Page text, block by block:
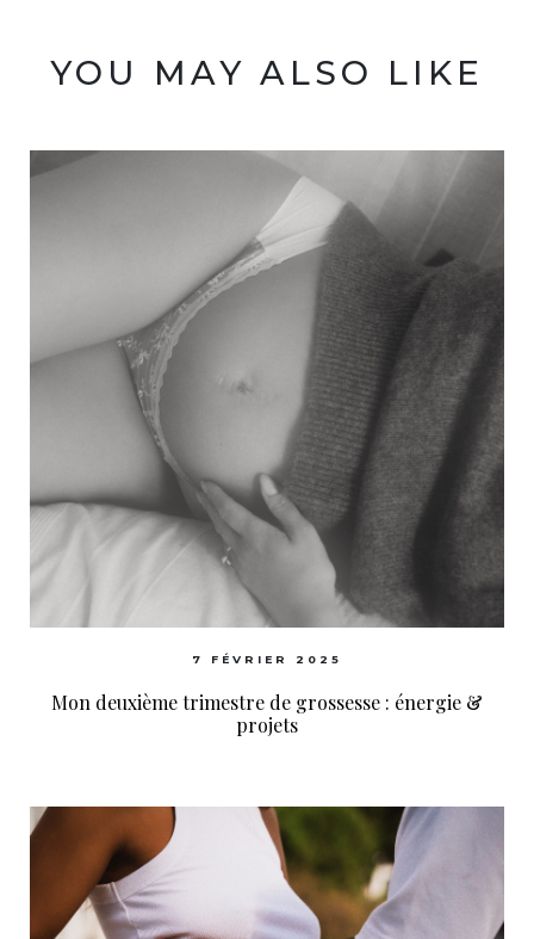
YOU MAY ALSO LIKE
7 FÉVRIER 2025
Mon deuxième trimestre de grossesse : énergie &
projets